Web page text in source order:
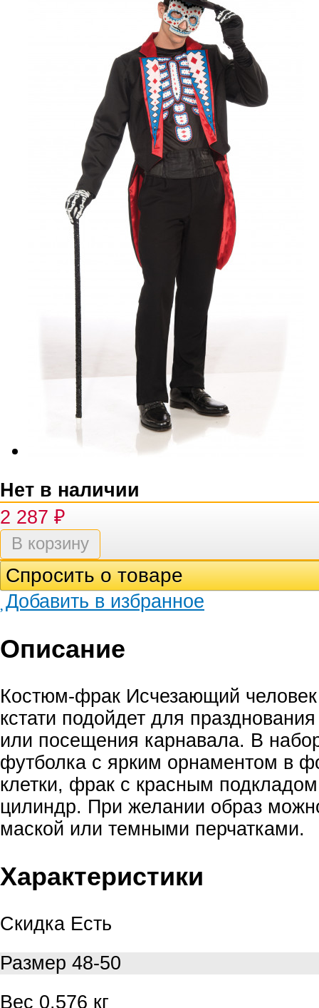
Нет в наличии
2 287 ₽
Спросить о товаре
Добавить в избранное
Описание
Костюм-фрак Исчезающий человек
кстати подойдет для
или посещения карнавала. В
футболка с ярким орнаментом в
клетки, фрак с красным
цилиндр. При желании образ
маской или темными перчатками.
Характеристики
Скидка Есть
Размер 48-50
Вес 0.576 кг